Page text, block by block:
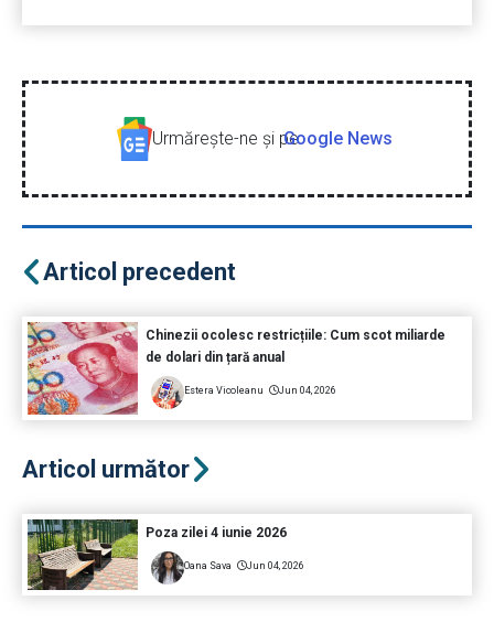
Urmăreşte-ne şi peGoogle News
Articol precedent
Chinezii ocolesc restricțiile: Cum scot miliarde
de dolari din țară anual
Estera Vicoleanu Jun 04, 2026
Articol următor
Poza zilei 4 iunie 2026
Oana Sava Jun 04, 2026